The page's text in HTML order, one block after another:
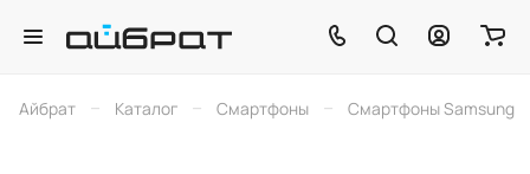
Айбрат – Каталог – Смартфоны – Смартфоны Samsung